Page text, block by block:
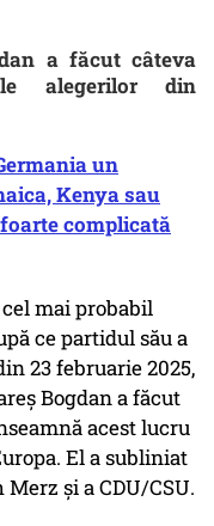
a făcut câteva
alegerilor din
un
Kenya sau
complicată
mai probabil
ce partidul său a
23 februarie 2025,
Bogdan a făcut
acest lucru
El a subliniat
și a CDU/CSU.